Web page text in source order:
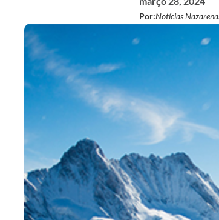
Por:Notícias